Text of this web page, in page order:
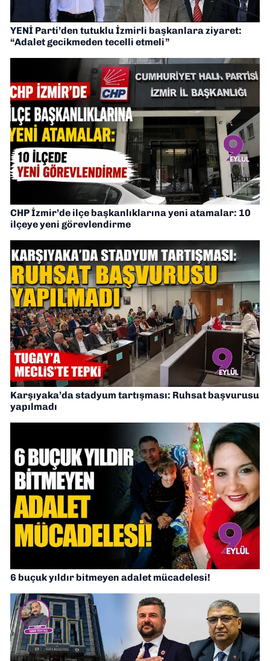
YENİ Parti’den tutuklu İzmirli başkanlara ziyaret:
“Adalet gecikmeden tecelli etmeli”
CHP İzmir’de ilçe başkanlıklarına yeni atamalar: 10
ilçeye yeni görevlendirme
Karşıyaka’da stadyum tartışması: Ruhsat başvurusu
yapılmadı
6 buçuk yıldır bitmeyen adalet mücadelesi!